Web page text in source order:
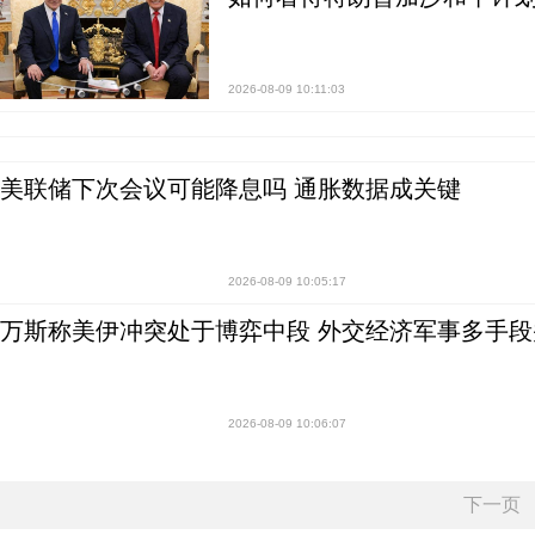
2026-08-09 10:11:03
美联储下次会议可能降息吗 通胀数据成关键
2026-08-09 10:05:17
万斯称美伊冲突处于博弈中段 外交经济军事多手
2026-08-09 10:06:07
下一页